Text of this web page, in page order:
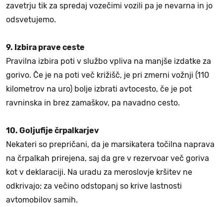
zavetrju tik za spredaj vozečimi vozili pa je nevarna in jo
odsvetujemo.
9. Izbira prave ceste
Pravilna izbira poti v službo vpliva na manjše izdatke za
gorivo. Če je na poti več križišč, je pri zmerni vožnji (110
kilometrov na uro) bolje izbrati avtocesto, če je pot
ravninska in brez zamaškov, pa navadno cesto.
10. Goljufije črpalkarjev
Nekateri so prepričani, da je marsikatera točilna naprava
na črpalkah prirejena, saj da gre v rezervoar več goriva
kot v deklaraciji. Na uradu za meroslovje kršitev ne
odkrivajo; za večino odstopanj so krive lastnosti
avtomobilov samih.